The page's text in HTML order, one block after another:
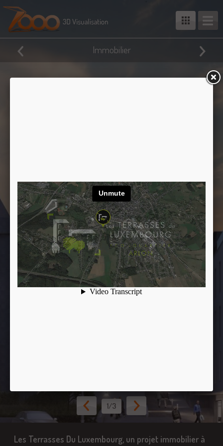
Immobilier
1/3
Les Terrasses Du Luxembourg, un projet immobilier à